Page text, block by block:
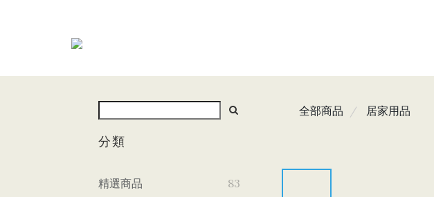
分類
精選商品
83
全部商品 居家用品